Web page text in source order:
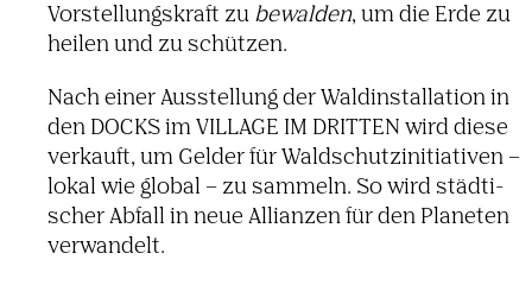
Vorstel­lungs­kraft zu bewalden, um die Erde zu
heilen und zu schützen.
Nach einer Ausstel­lung der Wald­in­stal­la­tion in
den DOCKS im VILLAGE IM DRITTEN wird diese
verkauft, um Gelder für Wald­schutz­in­itia­tiven –
lokal wie global – zu sammeln. So wird städ­ti­
scher Abfall in neue Alli­anzen für den Planeten
verwan­delt.